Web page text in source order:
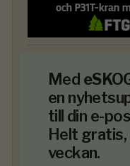
Med
en
till din e-
Helt gratis,
veckan.